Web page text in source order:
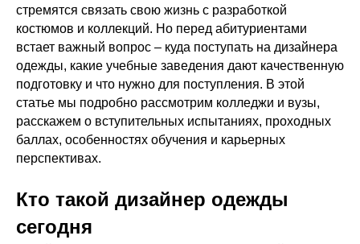
стремятся связать свою жизнь с разработкой
костюмов и коллекций. Но перед абитуриентами
встает важный вопрос – куда поступать на дизайнера
одежды, какие учебные заведения дают качественную
подготовку и что нужно для поступления. В этой
статье мы подробно рассмотрим колледжи и вузы,
расскажем о вступительных испытаниях, проходных
баллах, особенностях обучения и карьерных
перспективах.
Кто такой дизайнер одежды
сегодня